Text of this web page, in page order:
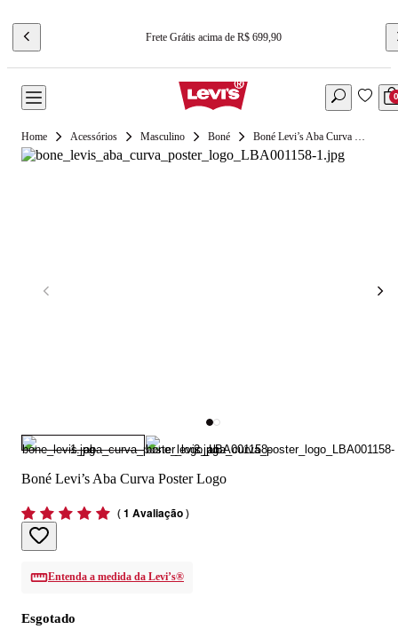
Frete Grátis acima de R$ 699,90
0
Acessórios Masculino Boné Boné Levi’s Aba Curva Poster Logo
Boné Levi’s Aba Curva Poster Logo
(1 Avaliação)
Entenda a medida da Levi’s®
Esgotado